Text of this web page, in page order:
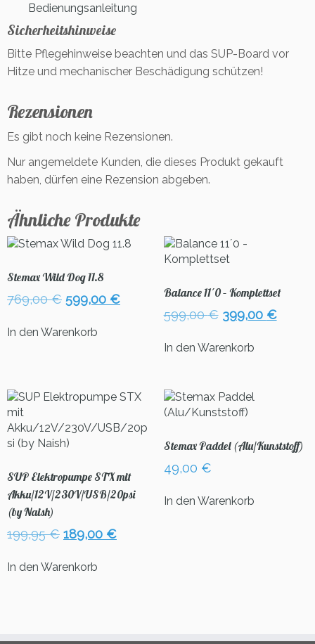
Bedienungsanleitung
Sicherheitshinweise
Bitte Pflegehinweise beachten und das SUP-Board vor
Hitze und mechanischer Beschädigung schützen!
Rezensionen
Es gibt noch keine Rezensionen.
Nur angemeldete Kunden, die dieses Produkt gekauft
haben, dürfen eine Rezension abgeben.
Ähnliche Produkte
Stemax Wild Dog 11.8
769,00€ Ursprünglicher
war:
599,00 €Aktueller
599,00 €.
In den Warenkorb
Balance 11´0 – Komplettset
599,00€ Ursprünglicher
war:
399,00 €
In den Warenkorb
SUP Elektropumpe STX mit
Akku/12V/230V/USB/20psi
(by Naish)
199,95€ Ursprünglicher
war:
189,00 €Aktueller
In den Warenkorb
Stemax Paddel (Alu/Kunststoff)
49,00 €
In den Warenkorb